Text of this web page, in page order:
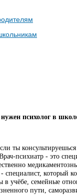
нужен психолог в
ты
психиатр - это
специалист, который
в учёбе, семейные
пути,